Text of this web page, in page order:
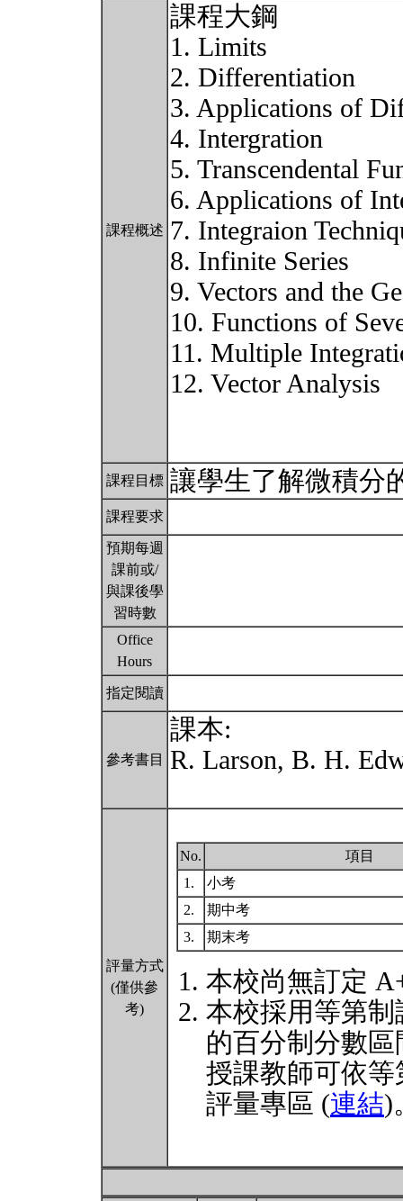
課程概述
課程大鋼
1. Limits
2. Differentiation
3. Applications of
4. Intergration
5. Transcendental
6. Applications of
7. Integraion
8. Infinite Series
9. Vectors and the
10. Functions of
11. Multiple
12. Vector Analysis
課程目標 讓學生了解微積分
課程要求
預期每週
課前或/
與課後學
習時數
Office
Hours
指定閱讀
參考書目
課本:
R. Larson, B. H.
評量方式
(僅供參
考)
No.
項目
1.
小考
2.
期中考
3.
期末考
本校尚無訂定
本校採用等第
的百分制分數
授課教師可依
評量專區 (連結)